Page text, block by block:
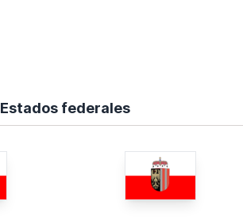
Estados federales